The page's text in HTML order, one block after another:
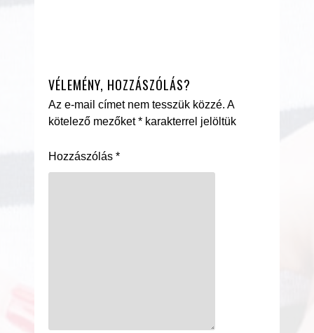
VÉLEMÉNY, HOZZÁSZÓLÁS?
Az e-mail címet nem tesszük közzé. A
kötelező mezőket* karakterrel jelöltük
Hozzászólás *